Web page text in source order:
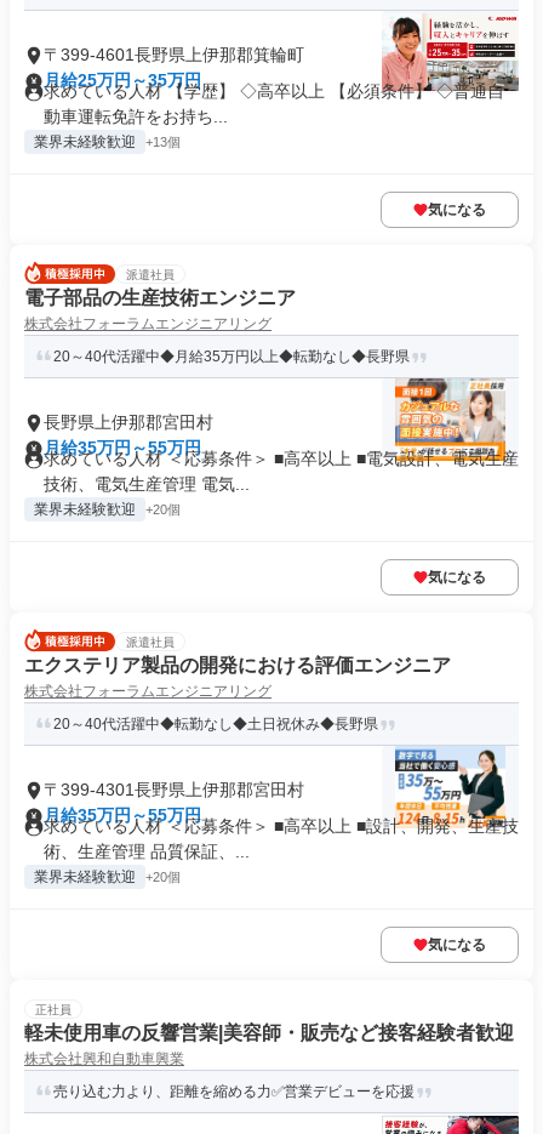
〒399-4601長野県上伊那郡箕輪町
月給25万円～35万円
求めている人材 【学歴】 ◇高卒以上 【必須条件】 ◇普通自
動車運転免許をお持ち...
業界未経験歓迎 +13個
気になる
派遣社員
電子部品の生産技術エンジニア
株式会社フォーラムエンジニアリング
20～40代活躍中◆月給35万円以上◆転勤なし◆長野県
長野県上伊那郡宮田村
月給35万円～55万円
求めている人材 ＜応募条件＞ ■高卒以上 ■電気設計、電気生産
技術、電気生産管理 電気...
業界未経験歓迎 +20個
気になる
派遣社員
エクステリア製品の開発における評価エンジニア
株式会社フォーラムエンジニアリング
20～40代活躍中◆転勤なし◆土日祝休み◆長野県
〒399-4301長野県上伊那郡宮田村
月給35万円～55万円
求めている人材 ＜応募条件＞ ■高卒以上 ■設計、開発、生産技
術、生産管理 品質保証、...
業界未経験歓迎 +20個
気になる
正社員
軽未使用車の反響営業|美容師・販売など接客経験者歓迎
株式会社興和自動車興業
売り込む力より、距離を縮める力✅営業デビューを応援